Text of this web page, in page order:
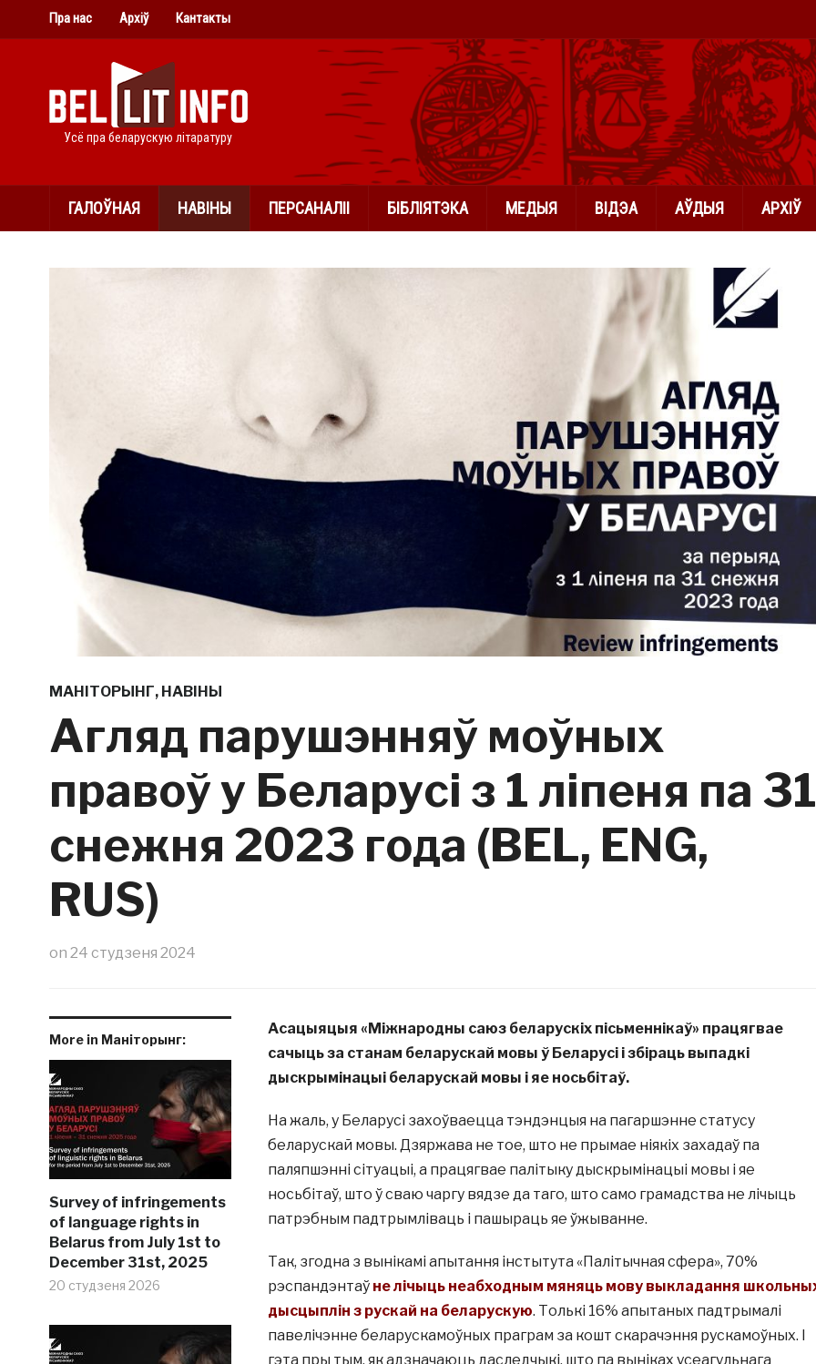
Пра нас Архіў Кантакты
Усё пра беларускую літаратуру
ГАЛОЎНАЯ НАВІНЫ ПЕРСАНАЛІІ БІБЛІЯТЭКА МЕДЫЯ ВІДЭА АЎДЫЯ АРХІЎ
МАНІТОРЫНГ, НАВІНЫ
Агляд парушэнняў моўных
правоў у Беларусі з 1 ліпеня па 31
снежня 2023 года (BEL, ENG,
RUS)
on 24 студзеня 2024
More in Маніторынг:
Survey of infringements
of language rights in
Belarus from July 1st to
December 31st, 2025
20 студзеня 2026
Асацыяцыя «Міжнародны саюз беларускіх пісьменнікаў» працягвае
сачыць за станам беларускай мовы ў Беларусі і збіраць выпадкі
дыскрымінацыі беларускай мовы і яе носьбітаў.
На жаль, у Беларусі захоўваецца тэндэнцыя на пагаршэнне статусу
беларускай мовы. Дзяржава не тое, што не прымае ніякіх захадаў па
паляпшэнні сітуацыі, а працягвае палітыку дыскрымінацыі мовы і яе
носьбітаў, што ў сваю чаргу вядзе да таго, што само грамадства не лічыць
патрэбным падтрымліваць і пашыраць яе ўжыванне.
Так, згодна з вынікамі апытання інстытута «Палітычная сфера», 70%
рэспандэнтаў не лічыць неабходным мяняць мову выкладання
дысцыплін з рускай на беларускую. Толькі 16% апытаных падтрымалі
павелічэнне беларускамоўных праграм за кошт скарачэння рускамоўных. І
гэта пры тым, як адзначаюць даследчыкі, што па выніках усеагульнага